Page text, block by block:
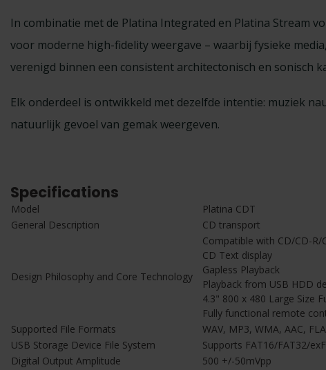
In combinatie met de Platina Integrated en Platina Stream
voor moderne high-fidelity weergave – waarbij fysieke
verenigd binnen een consistent architectonisch en sonisch
Elk onderdeel is ontwikkeld met dezelfde intentie: muziek
natuurlijk gevoel van gemak weergeven.
Specifications
Model
Platina CDT
General Description
CD transport
Design Philosophy and Core Technology
Compatible with CD/CD-
CD Text display
Gapless Playback
Playback from USB HDD
4.3" 800 x 480 Large Size
Fully functional remote
Supported File Formats
WAV, MP3, WMA, AAC,
USB Storage Device File System
Supports FAT16/FAT32/
Digital Output Amplitude
500 +/-50mVpp